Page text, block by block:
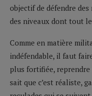
objectif de défendre
des niveaux dont tout
Comme en matière
indéfendable, il faut
plus fortifiée, reprendre
sait que c’est réaliste,